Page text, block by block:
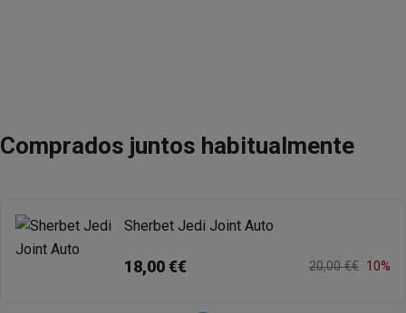
Comprados juntos habitualmente
Sherbet Jedi Joint Auto
18,00 €€ 20,00 €€ 10%